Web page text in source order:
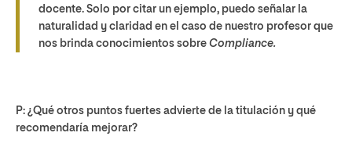
docente. Solo por citar un ejemplo, puedo señalar la
naturalidad y claridad en el caso de nuestro profesor que
nos brinda conocimientos sobre Compliance.
P: ¿Qué otros puntos fuertes advierte de la titulación y qué
recomendaría mejorar?